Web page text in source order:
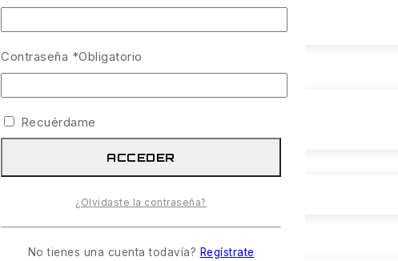
Contraseña *Obligatorio
Recuérdame
ACCEDER
¿Olvidaste la contraseña?
No tienes una cuenta todavía? Regístrate